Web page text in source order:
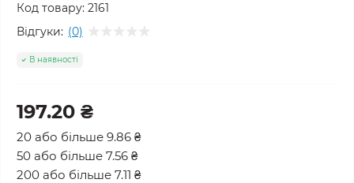
Код товару: 2161
Відгуки: (0)
В наявності
197.20 ₴
20 або більше 9.86 ₴
50 або більше 7.56 ₴
200 або більше 7.11 ₴